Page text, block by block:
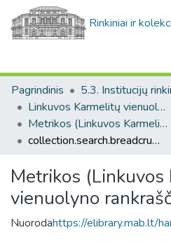
Rinkiniai ir
Pagrindinis
Linkuvos Karmelitų vienuolyno rankraščiai. F42
Metrikos (Linkuvos Karmelitų vienuolyno rankraščiai. F42)
collection.search.breadcrumbs
Metrikos (Linkuvos
vienuolyno
Nuorodahttps://elibrary.mab.lt/